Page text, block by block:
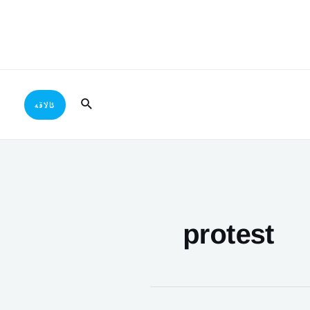
Search ئالاقە
protest